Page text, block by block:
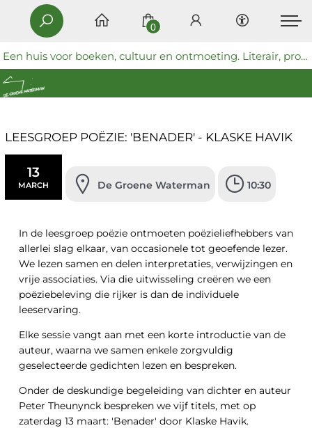
Een huis voor boeken, cultuur en ontmoeting. Literair, progressief en coöperatief.
0
LEESGROEP POËZIE: 'BENADER' - KLASKE HAVIK
13
MARCH De Groene Waterman 10:30
In de leesgroep poëzie ontmoeten poëzieliefhebbers van
allerlei slag elkaar, van occasionele tot geoefende lezer.
We lezen samen en delen interpretaties, verwijzingen en
vrije associaties. Via die uitwisseling creëren we een
poëziebeleving die rijker is dan de individuele
leeservaring.
Elke sessie vangt aan met een korte introductie van de
auteur, waarna we samen enkele zorgvuldig
geselecteerde gedichten lezen en bespreken.
Onder de deskundige begeleiding van dichter en auteur
Peter Theunynck bespreken we vijf titels, met op
zaterdag 13 maart: 'Benader' door Klaske Havik.